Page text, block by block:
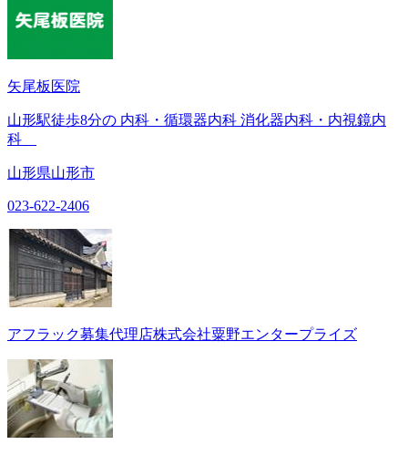
矢尾板医院
山形駅徒歩8分の 内科・循環器内科 消化器内科・内視鏡内
科
山形県山形市
023-622-2406
アフラック募集代理店株式会社粟野エンタープライズ